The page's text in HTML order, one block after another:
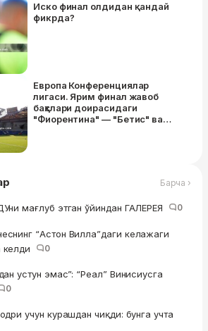
Иско финал олдидан қандай
фикрда?
Европа Конференциялар
лигаси. Ярим финал жавоб
баҳслари доирасидаги
"Фиорентина" — "Бетис" ва
Барча ›
мағлуб этган ўйиндан ГАЛЕРЕЯ 0
“Астон Вилла”даги келажаги
келди
0
устун эмас”: “Реал” Винисиусга
0
учун курашдан чиқди: бунга учта